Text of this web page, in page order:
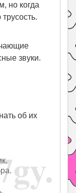
но когда
трусость.
звуки.
об их